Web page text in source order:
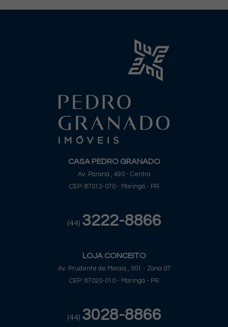
CASA PEDRO GRANADO
Av. Paraná , 490 - Centro
CEP: 87013-070 - Maringá - PR
(44) 3222-8866
LOJA CONCEITO
Av. Prudente de Morais , 301 - Zona 07
CEP: 87020-010 - Maringá - PR
(44) 3028-8866